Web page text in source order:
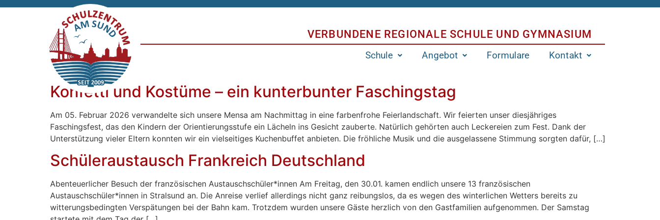
VERBUNDENE REGIONALE SCHULE UND GYMNASIUM
Schule Angebot Formulare Kontakt
Konfetti und Kostüme – ein kunterbunter Faschingstag
Am 05. Februar 2026 verwandelte sich unsere Mensa am Nachmittag in eine farbenfrohe Feierlandschaft. Wir feierten unser diesjähriges
Faschingsfest, das den Kindern der Orientierungsstufe ein Lächeln ins Gesicht zauberte. Natürlich gehörten auch Leckereien zum Fest. Dank der
Unterstützung vieler Eltern konnten wir ein vielseitiges Kuchenbuffet anbieten. Die fröhliche Musik und die ausgelassene Stimmung sorgten dafür, […]
Schüleraustausch Frankreich Deutschland
Abenteuerlicher Besuch der französischen Austauschschüler*innen Am Freitag, den 30.01. kamen endlich unsere 13 französischen
Austauschschüler*innen in Stralsund an. Die Anreise verlief allerdings nicht ganz reibungslos, da es wegen des winterlichen Wetters bereits zu
witterungsbedingten Verspätungen bei der Bahn kam. Trotzdem wurden unsere Gäste herzlich von den Gastfamilien aufgenommen. Der Samstag